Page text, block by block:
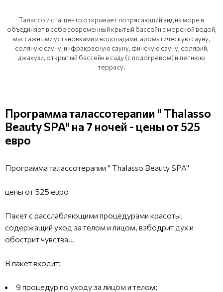
Талассо и спа-центр открывает потрясающий вид на море и
объединяет в себе современный крытый бассейн с морской водой,
массажными установками и водопадами, ароматическую сауну,
соляную сауну, инфракрасную сауну, финскую сауну, солярий,
джакузи, открытый бассейн в саду (с подогревом) и летнюю
террасу.
Программа талассотерапии " Thalasso
Beauty SPA" на 7 ночей - цены от 525
евро
Программа талассотерапии " Thalasso Beauty SPA"
цены от 525 евро
Пакет с расслабляющими процедурами красоты,
содержащий уход за телом и лицом, взбодрит дух и
обострит чувства…
В пакет входит:
9 процедур по уходу за лицом и телом;